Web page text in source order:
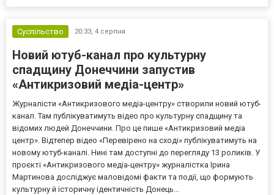
Суспільство 20:33, 4 серпня
Новий ютуб-канал про культурну
спадщину Донеччини запустив
«Антикризовий медіа-центр»
Журналісти «Антикризового медіа-центру» створили новий ютуб-
канал. Там публікуватимуть відео про культурну спадщину та
відомих людей Донеччини. Про це пише «Антикризовий медіа
центр». Відтепер відео «Перевірено на сході» публікуватимуть на
новому ютуб-каналі. Нині там доступні до перегляду 13 роликів. У
проєкті «Антикризового медіа-центру» журналістка Ірина
Мартинова досліджує маловідомі факти та події, що формують
культурну й історичну ідентичність Донець...